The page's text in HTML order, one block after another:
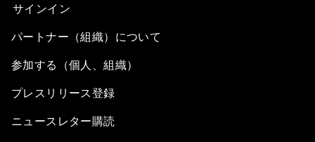
サインイン
パートナー（組織）について
参加する（個人、組織）
プレスリリース登録
ニュースレター購読